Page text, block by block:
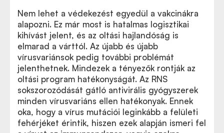
Nem lehet a védekezést egyedül a vakcinákra
alapozni. Ez már most is hatalmas logisztikai
kihívást jelent, és az oltási hajlandóság is
elmarad a várttól. Az újabb és újabb
vírusvariánsok pedig további problémát
jelenthetnek. Mindezek a tényezők rontják az
oltási program hatékonyságát. Az RNS
sokszorozódását gátló antivirális gyógyszerek
minden vírusvariáns ellen hatékonyak. Ennek
oka, hogy a vírus mutációi leginkább a felületi
fehérjéket érintik, hiszen ezek alapján ismeri fel